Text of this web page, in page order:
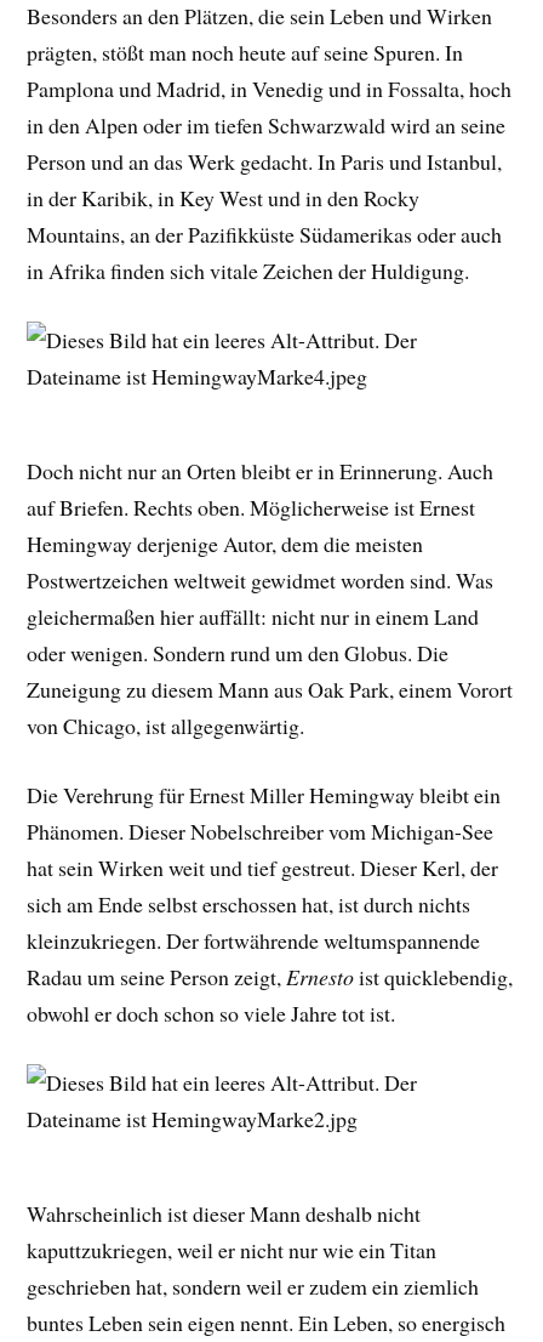
Besonders an den Plätzen, die sein Leben und Wirken
prägten, stößt man noch heute auf seine Spuren. In
Pamplona und Madrid, in Venedig und in Fossalta, hoch
in den Alpen oder im tiefen Schwarzwald wird an seine
Person und an das Werk gedacht. In Paris und Istanbul,
in der Karibik, in Key West und in den Rocky
Mountains, an der Pazifikküste Südamerikas oder auch
in Afrika finden sich vitale Zeichen der Huldigung.
Doch nicht nur an Orten bleibt er in Erinnerung. Auch
auf Briefen. Rechts oben. Möglicherweise ist Ernest
Hemingway derjenige Autor, dem die meisten
Postwertzeichen weltweit gewidmet worden sind. Was
gleichermaßen hier auffällt: nicht nur in einem Land
oder wenigen. Sondern rund um den Globus. Die
Zuneigung zu diesem Mann aus Oak Park, einem Vorort
von Chicago, ist allgegenwärtig.
Die Verehrung für Ernest Miller Hemingway bleibt ein
Phänomen. Dieser Nobelschreiber vom Michigan-See
hat sein Wirken weit und tief gestreut. Dieser Kerl, der
sich am Ende selbst erschossen hat, ist durch nichts
kleinzukriegen. Der fortwährende weltumspannende
Radau um seine Person zeigt,Ernestoist quicklebendig,
obwohl er doch schon so viele Jahre tot ist.
Wahrscheinlich ist dieser Mann deshalb nicht
kaputtzukriegen, weil er nicht nur wie ein Titan
geschrieben hat, sondern weil er zudem ein ziemlich
buntes Leben sein eigen nennt. Ein Leben, so energisch